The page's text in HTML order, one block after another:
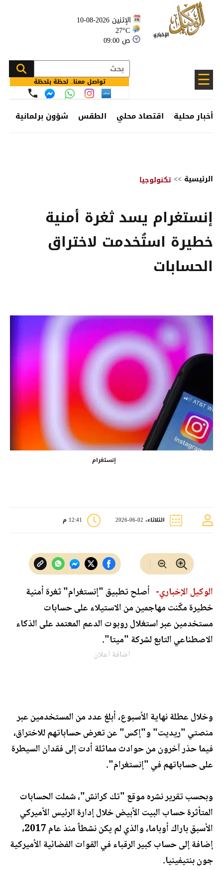
الإثنين 2026-08-10
27°C
09:00 ص
☰ تواصل معنا.. لحظة بلحظة
أخبار محلية اقتصاد محلي الطقس شؤون برلمانية
الرئيسية >>تكنولوجيا
إنستغرام يسد ثغرة أمنية
خطيرة استُخدمت لاختراق
الحسابات
إنستغرام
الثلاثاء، 02-06-2026 12:41 م
الوكيل الإخباري- أصلح تطبيق "إنستغرام" ثغرة أمنية
خطيرة مكّنت مهاجمين من الاستيلاء على حسابات
مستخدمين عبر استغلال روبوت الدعم المعتمد على الذكاء
الاصطناعي التابع لشركة "ميتا".
اضافة اعلان
وخلال عطلة نهاية الأسبوع، أبلغ عدد من المستخدمين عبر
منصتي "ريديت" و"إكس" عن تعرض حساباتهم للاختراق،
فيما حذر آخرون من حوادث مماثلة أدت إلى فقدان السيطرة
على حساباتهم في "إنستغرام".
وبحسب تقرير نشره موقع "تك كرانش"، شملت الحسابات
المتأثرة حساب البيت الأبيض خلال إدارة الرئيس الأميركي
الأسبق باراك أوباما، والذي لم يكن نشطاً منذ عام 2017،
إضافة إلى حساب كبير الرقباء في القوات الفضائية الأميركية
جون بنتيفينيا.